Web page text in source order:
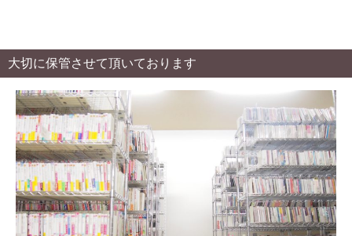
大切に保管させて頂いております